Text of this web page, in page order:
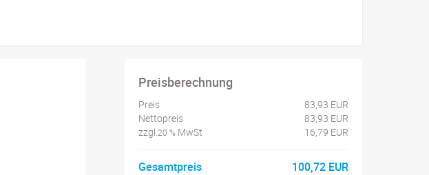
Preisberechnung
Preis
83,93 EUR
Nettopreis
83,93 EUR
zzgl.20 % MwSt 16,79 EUR
Gesamtpreis 100,72 EUR